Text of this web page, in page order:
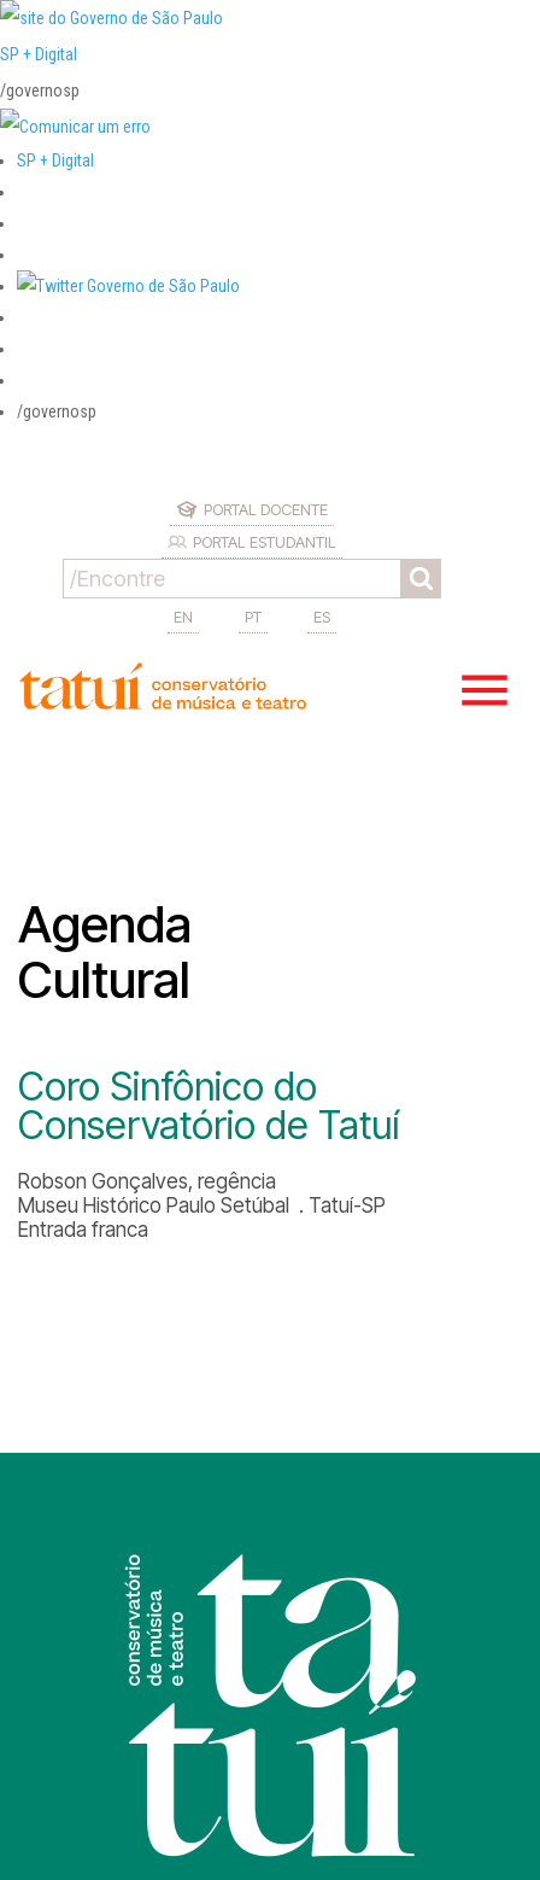
SP + Digital
/governosp
SP + Digital
/governosp
PORTAL DOCENTE
PORTAL ESTUDANTIL
EN PT ES
Agenda
Cultural
Coro Sinfônico do
Conservatório de Tatuí
Robson Gonçalves, regência
Museu Histórico Paulo Setúbal . Tatuí-SP
Entrada franca